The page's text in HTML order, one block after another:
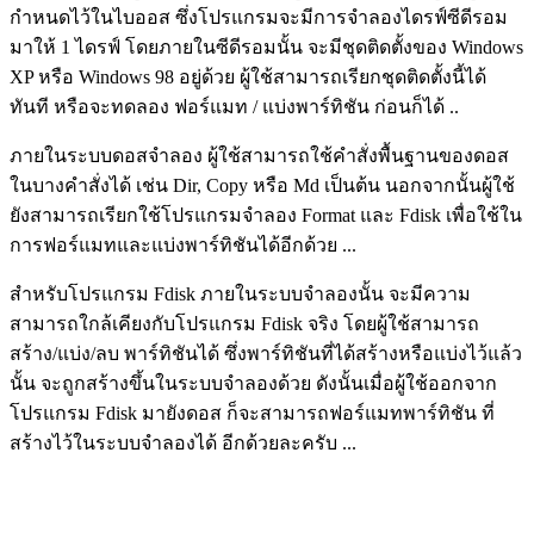
กำหนดไว้ในไบออส ซึ่งโปรแกรมจะมีการจำลองไดรฟ์ซีดีรอม
มาให้ 1 ไดรฟ์ โดยภายในซีดีรอมนั้น จะมีชุดติดตั้งของ Windows
XP หรือ Windows 98 อยู่ด้วย ผู้ใช้สามารถเรียกชุดติดตั้งนี้ได้
ทันที หรือจะทดลอง ฟอร์แมท / แบ่งพาร์ทิชัน ก่อนก็ได้ ..
ภายในระบบดอสจำลอง ผู้ใช้สามารถใช้คำสั่งพื้นฐานของดอส
ในบางคำสั่งได้ เช่น Dir, Copy หรือ Md เป็นต้น นอกจากนั้นผู้ใช้
ยังสามารถเรียกใช้โปรแกรมจำลอง Format และ Fdisk เพื่อใช้ใน
การฟอร์แมทและแบ่งพาร์ทิชันได้อีกด้วย ...
สำหรับโปรแกรม Fdisk ภายในระบบจำลองนั้น จะมีความ
สามารถใกล้เคียงกับโปรแกรม Fdisk จริง โดยผู้ใช้สามารถ
สร้าง/แบ่ง/ลบ พาร์ทิชันได้ ซึ่งพาร์ทิชันที่ได้สร้างหรือแบ่งไว้แล้ว
นั้น จะถูกสร้างขึ้นในระบบจำลองด้วย ดังนั้นเมื่อผู้ใช้ออกจาก
โปรแกรม Fdisk มายังดอส ก็จะสามารถฟอร์แมทพาร์ทิชัน ที่
สร้างไว้ในระบบจำลองได้ อีกด้วยละครับ ...